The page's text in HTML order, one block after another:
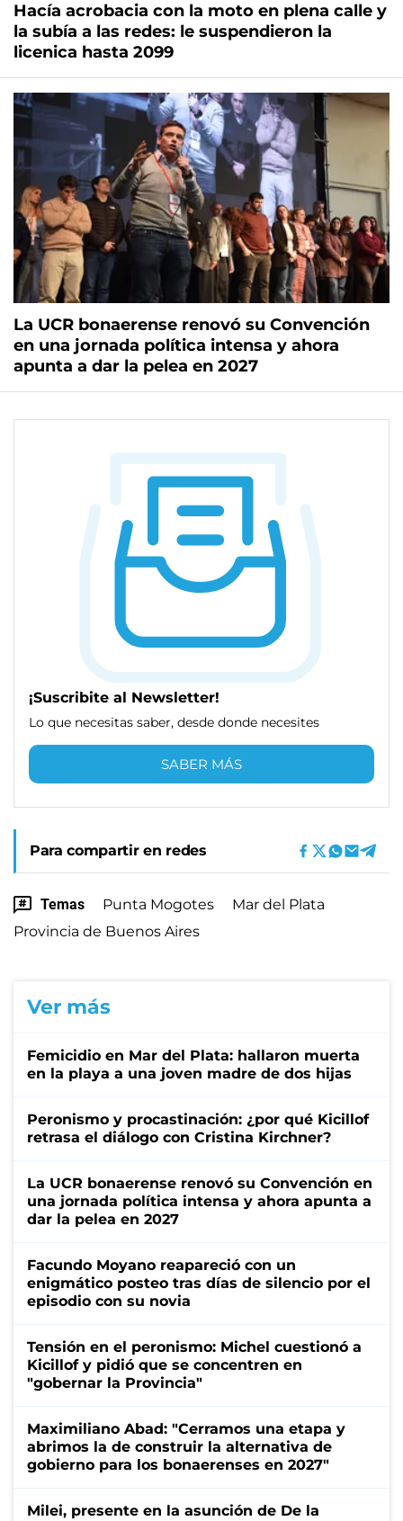
Hacía acrobacia con la moto en plena calle y
la subía a las redes: le suspendieron la
licenica hasta 2099
La UCR bonaerense renovó su Convención
en una jornada política intensa y ahora
apunta a dar la pelea en 2027
¡Suscribite al Newsletter!
Lo que necesitas saber, desde donde necesites
SABER MÁS
Para compartir en redes
Temas Punta Mogotes
Mar del Plata
Provincia de Buenos Aires
Ver más
Femicidio en Mar del Plata: hallaron muerta
en la playa a una joven madre de dos hijas
Peronismo y procastinación: ¿por qué Kicillof
retrasa el diálogo con Cristina Kirchner?
La UCR bonaerense renovó su Convención en
una jornada política intensa y ahora apunta a
dar la pelea en 2027
Facundo Moyano reapareció con un
enigmático posteo tras días de silencio por el
episodio con su novia
Tensión en el peronismo: Michel cuestionó a
Kicillof y pidió que se concentren en
"gobernar la Provincia"
Maximiliano Abad: "Cerramos una etapa y
abrimos la de construir la alternativa de
gobierno para los bonaerenses en 2027"
Milei, presente en la asunción de De la